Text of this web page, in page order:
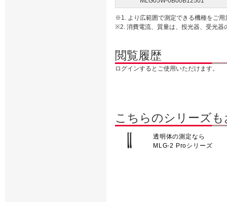
※1. より広範囲で測定できる機種をご
※2. 消費電流、質量は、投光器、受光器
閲覧履歴
ログインするとご使用いただけます。
こちらのシリーズ
透明体の測定なら
MLG-2 Proシリーズ